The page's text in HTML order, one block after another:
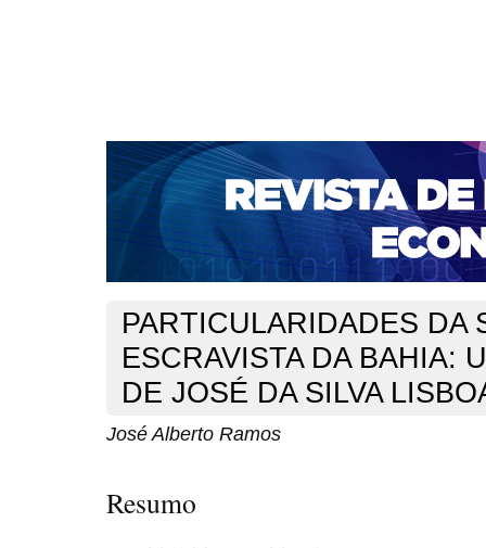
CAPA SOBRE ACESSO CADASTRO
NOTÍCIAS
PORTAL DE REVISTAS DA UNIFACS
BASES DE DADOS E INDEXADORES
Capa v. 2, n. 3 (2000) > Ramos
PARTICULARIDADES DA
ESCRAVISTA DA BAHIA:
DE JOSÉ DA SILVA
José Alberto Ramos
Resumo